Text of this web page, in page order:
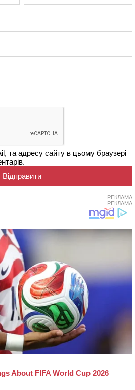
та адресу сайту в цьому браузері
РЕКЛАМА
РЕКЛАМА